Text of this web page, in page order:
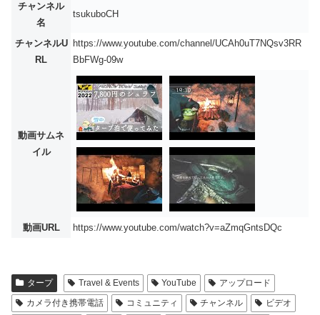
チャンネル
名
tsukuboCH
チャンネルU
RL
https://www.youtube.com/channel/UCAh0uT7NQsv3RR
BbFWg-09w
動画サムネ
イル
動画URL https://www.youtube.com/watch?v=aZmqGntsDQc
タープ Travel & Events YouTube
アップロード
カメラ付き携帯電話
コミュニティ チャンネル
ビデオ